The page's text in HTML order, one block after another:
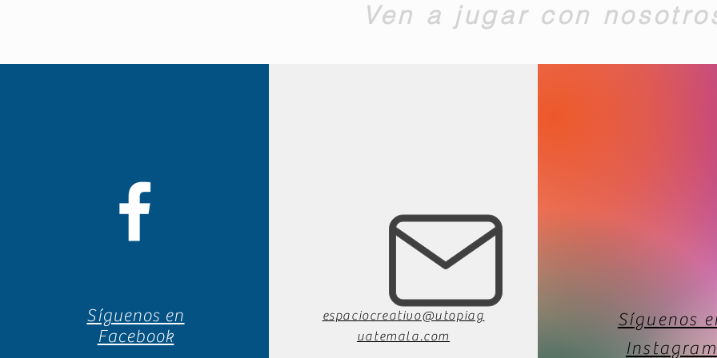
Ven a jugar con
Síguenos en
Facebook
espaciocreativo@utopiag
uatemala.com
Síguenos
Instagram